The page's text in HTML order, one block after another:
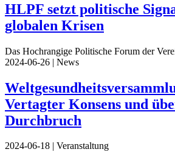
HLPF setzt politische
globalen Krisen
Das Hochrangige Politische Forum der
2024-06-26 | News
Vertagter Konsens und
Durchbruch
2024-06-18 | Veranstaltung